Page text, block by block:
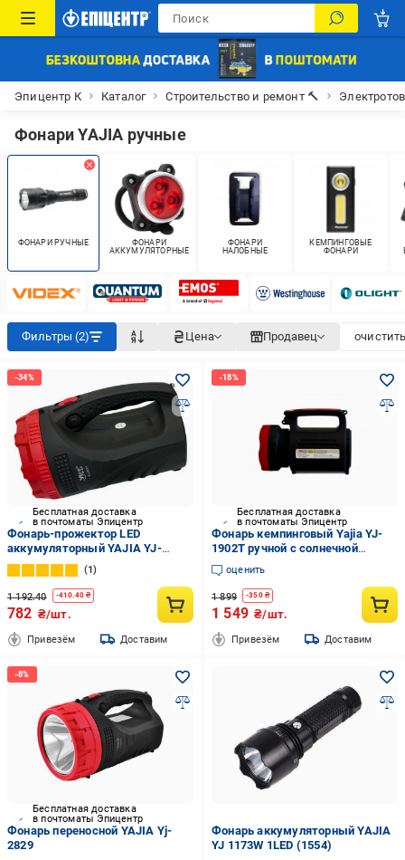
Эпицентр К Каталог Строительство и ремонт 🔨
Фонари YAJIA ручные
ФОНАРИ РУЧНЫЕ
ФОНАРИ
АККУМУЛЯТОРНЫЕ
ФОНАРИ
НАЛОБНЫЕ
КЕМПИНГОВЫЕ
ФОНАРИ
Фильтры (2) Цена Продавец
Бесплатная доставка
в почтоматы Эпицентр
Фонарь-прожектор LED
аккумуляторный YAJIA YJ-
2829TP переносной
(1610726563)
1
1 192.40 -410.40 ₴
782 ₴/шт.
Привезём Доставим
Бесплатная доставка
в почтоматы Эпицентр
Фонарь кемпинговый Yajia YJ-
1902T ручной с солнечной
панелью Черный (GR-05394)
оценить
1 899 -350₴
1 549 ₴/шт.
Привезём Доставим
Бесплатная доставка
в почтоматы Эпицентр
Фонарь переносной YAJIA Yj-
2829
Фонарь аккумуляторный YAJIA
YJ 1173W 1LED (1554)